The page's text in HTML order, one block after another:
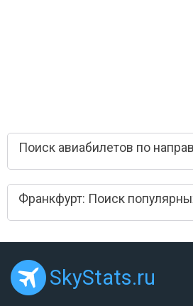
Поиск авиабилетов по
Франкфурт: Поиск
SkyStats.ru